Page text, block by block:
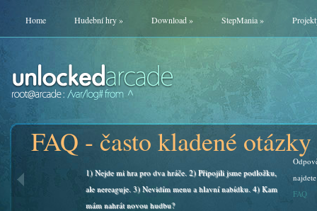
Home Hudební hry» Download» StepMania»
FAQ - často kladené otázky
1) Nejde mi hra pro dva hráče. 2) Připojili jsme podložku,
ale nereaguje. 3) Nevidím menu a hlavní nabídku. 4) Kam
mám nahrát novou hudbu?
FAQ